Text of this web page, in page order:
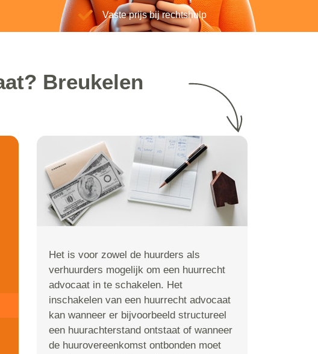
Vaste prijs bij rechtshulp
Breukelen
Het is voor zowel de huurders als
verhuurders mogelijk om een huurrecht
advocaat in te schakelen. Het
inschakelen van een huurrecht advocaat
kan wanneer er bijvoorbeeld structureel
een huurachterstand ontstaat of wanneer
de huurovereenkomst ontbonden moet